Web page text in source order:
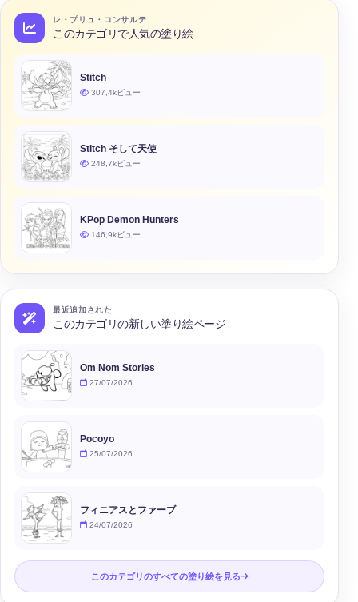
レ・プリュ・コンサルテ
このカテゴリで人気の塗り絵
Stitch
307,4kビュー
Stitch そして天使
248,7kビュー
KPop Demon Hunters
146,9kビュー
最近追加された
このカテゴリの新しい塗り絵ページ
Om Nom Stories
27/07/2026
Pocoyo
25/07/2026
フィニアスとファーブ
24/07/2026
このカテゴリのすべての塗り絵を見る